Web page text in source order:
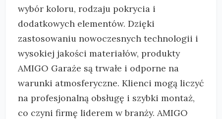
wybór koloru, rodzaju pokrycia i
dodatkowych elementów. Dzięki
zastosowaniu nowoczesnych technologii i
wysokiej jakości materiałów, produkty
AMIGO Garaże są trwałe i odporne na
warunki atmosferyczne. Klienci mogą liczyć
na profesjonalną obsługę i szybki montaż,
co czyni firmę liderem w branży. AMIGO